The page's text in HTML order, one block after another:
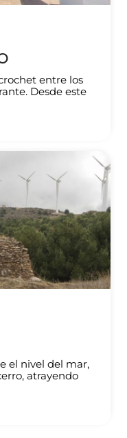
entre los
Desde este
el nivel del mar,
atrayendo